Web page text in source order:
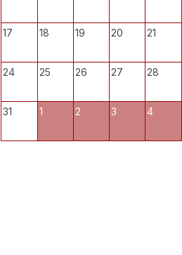
17 18 19 20 21
24 25 26 27 28
31 1 2 3 4